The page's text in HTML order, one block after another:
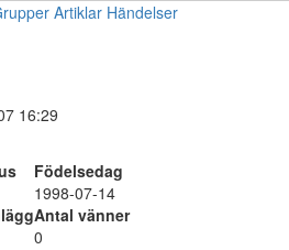
Artiklar Händelser
16:29
Födelsedag
1998-07-14
Antal vänner
0